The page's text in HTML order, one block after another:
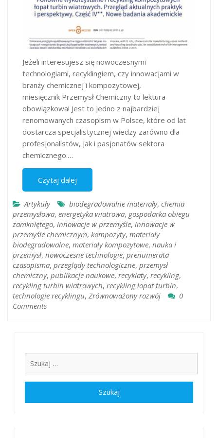
Jeżeli interesujesz się nowoczesnymi
technologiami, recyklingiem, czy innowacjami w
branży chemicznej i kompozytowej,
miesięcznik Przemysł Chemiczny to lektura
obowiązkowa! Jest to jedno z najbardziej
renomowanych czasopism w Polsce, które od lat
dostarcza specjalistycznej wiedzy zarówno dla
profesjonalistów, jak i pasjonatów sektora
chemicznego.…
Czytaj dalej
Artykuły biodegradowalne materiały, chemia
przemysłowa, energetyka wiatrowa, gospodarka obiegu
zamkniętego, innowacje w przemyśle, innowacje w
przemyśle chemicznym, kompozyty, materiały
biodegradowalne, materiały kompozytowe, nauka i
przemysł, nowoczesne technologie, prenumerata
czasopisma, przeglądy technologiczne, przemysł
chemiczny, publikacje naukowe, recyklaty, recykling,
recykling turbin wiatrowych, recykling łopat turbin,
technologie recyklingu, Zrównoważony rozwój
0
Comments